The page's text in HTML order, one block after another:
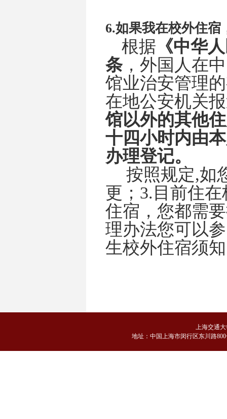
6.如果我在校外住宿
根据 《中华
条，外国人在
馆业治安管理
在地公安机关
馆以外的其他
十四小时内由
办理登记。
按照规定,如
更； 3. 目前住
住宿，您都需
理办法您可以
生校外住宿须
上海交通
地址：中国上海市闵行区东川路